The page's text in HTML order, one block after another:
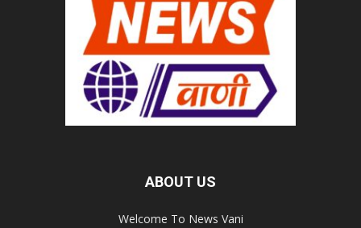
ABOUT US
Welcome To News Vani